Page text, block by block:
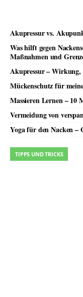
Akupressur vs.
Was hilft gegen
Maßnahmen und
Akupressur –
Mückenschutz für
Massieren Lernen – 10
Vermeidung von
Yoga für den Nacken –
TIPPS UND TRICKS